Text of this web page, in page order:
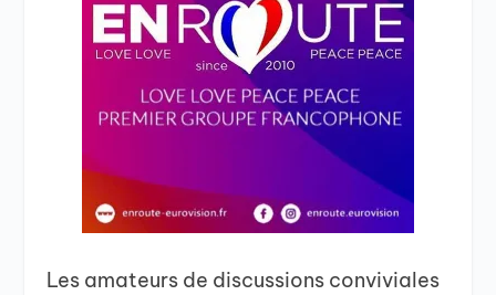
Les amateurs de discussions conviviales